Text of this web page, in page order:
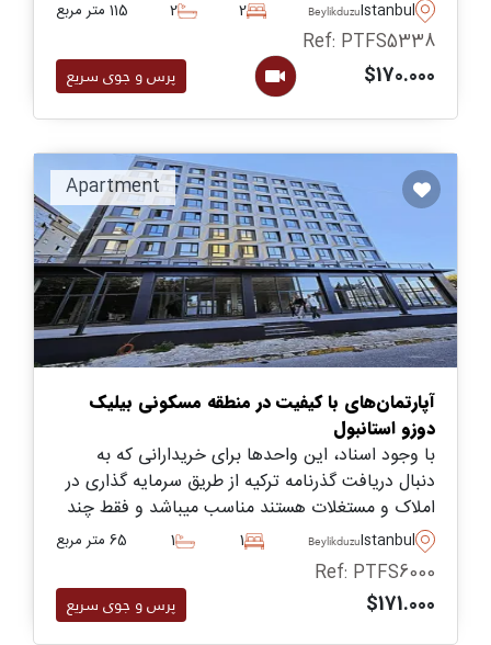
ایده آل میباشد- این املاک در بیلیک دوزو در اندازه
های مختلف تا هشت خوابه موجود است.
Istanbul
Beylikduzu
2
2 115 متر مربع
Ref: PTFS5338
$170.000 پرس و جوی سریع
Apartment
آپارتمان‌های با کیفیت در منطقه مسکونی بیلیک
دوزو استانبول
با وجود اسناد، این واحدها برای خریدارانی که به
دنبال دریافت گذرنامه ترکیه از طریق سرمایه گذاری در
املاک و مستغلات هستند مناسب میباشد و فقط چند
دقیقه با امکانات و مغازه ها در بیلیکدوزو فاصله دارد.
Istanbul
Beylikduzu
1
1 65 متر مربع
Ref: PTFS6000
$171.000 پرس و جوی سریع